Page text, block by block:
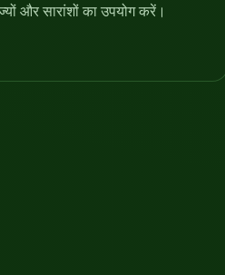
और सारांशों का उपयोग करें।